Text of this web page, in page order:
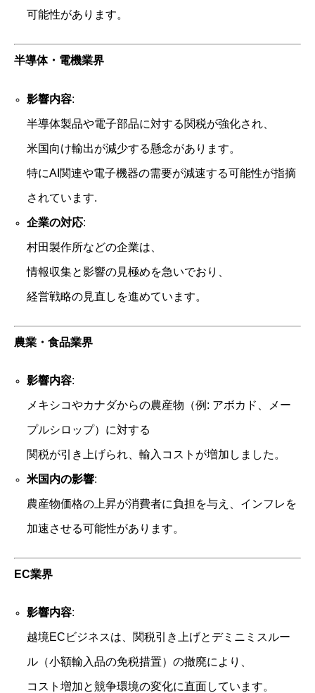
可能性があります。
半導体・電機業界
影響内容:
半導体製品や電子部品に対する関税が強化され、
米国向け輸出が減少する懸念があります。
特にAI関連や電子機器の需要が減速する可能性が指摘
されています.
企業の対応:
村田製作所などの企業は、
情報収集と影響の見極めを急いでおり、
経営戦略の見直しを進めています。
農業・食品業界
影響内容:
メキシコやカナダからの農産物（例: アボカド、メー
プルシロップ）に対する
関税が引き上げられ、輸入コストが増加しました。
米国内の影響:
農産物価格の上昇が消費者に負担を与え、インフレを
加速させる可能性があります。
EC業界
影響内容:
越境ECビジネスは、関税引き上げとデミニミスルー
ル（小額輸入品の免税措置）の撤廃により、
コスト増加と競争環境の変化に直面しています。